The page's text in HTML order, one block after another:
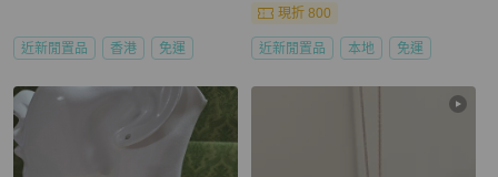
近新閒置品 香港 免運
現折 800
近新閒置品 本地 免運